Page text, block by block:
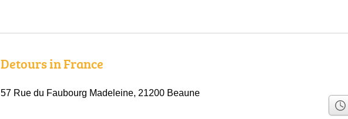
Detours in France
57 Rue du Faubourg Madeleine, 21200 Beaune